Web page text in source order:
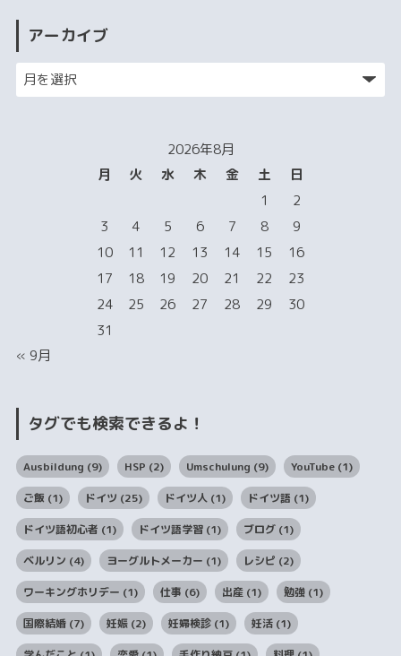
アーカイブ
2026年8月
月
火 水 木 金 土
日
1
2
3
4 5 6 7 8
9
10
11 12 13 14 15
16
17
18 19 20 21 22
23
24
25 26 27 28 29
30
31
« 9月
タグでも検索できるよ！
Ausbildung (9) HSP (2) Umschulung (9) YouTube(1)
ご飯 (1) ドイツ (25) ドイツ人(1) ドイツ語 (1)
ドイツ語初心者 (1) ドイツ語学習(1) ブログ(1)
ベルリン (4) ヨーグルトメーカー (1) レシピ (2)
ワーキングホリデー (1) 仕事 (6) 出産(1) 勉強(1)
国際結婚(7) 妊娠(2) 妊婦検診(1) 妊活(1)